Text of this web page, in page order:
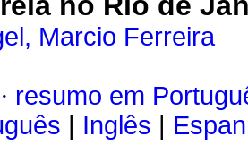
Marcio Ferreira
· resumo em
Inglês